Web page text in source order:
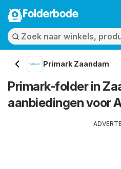
Folderbode
Primark Zaandam
Primark-folder in
aanbiedingen voor